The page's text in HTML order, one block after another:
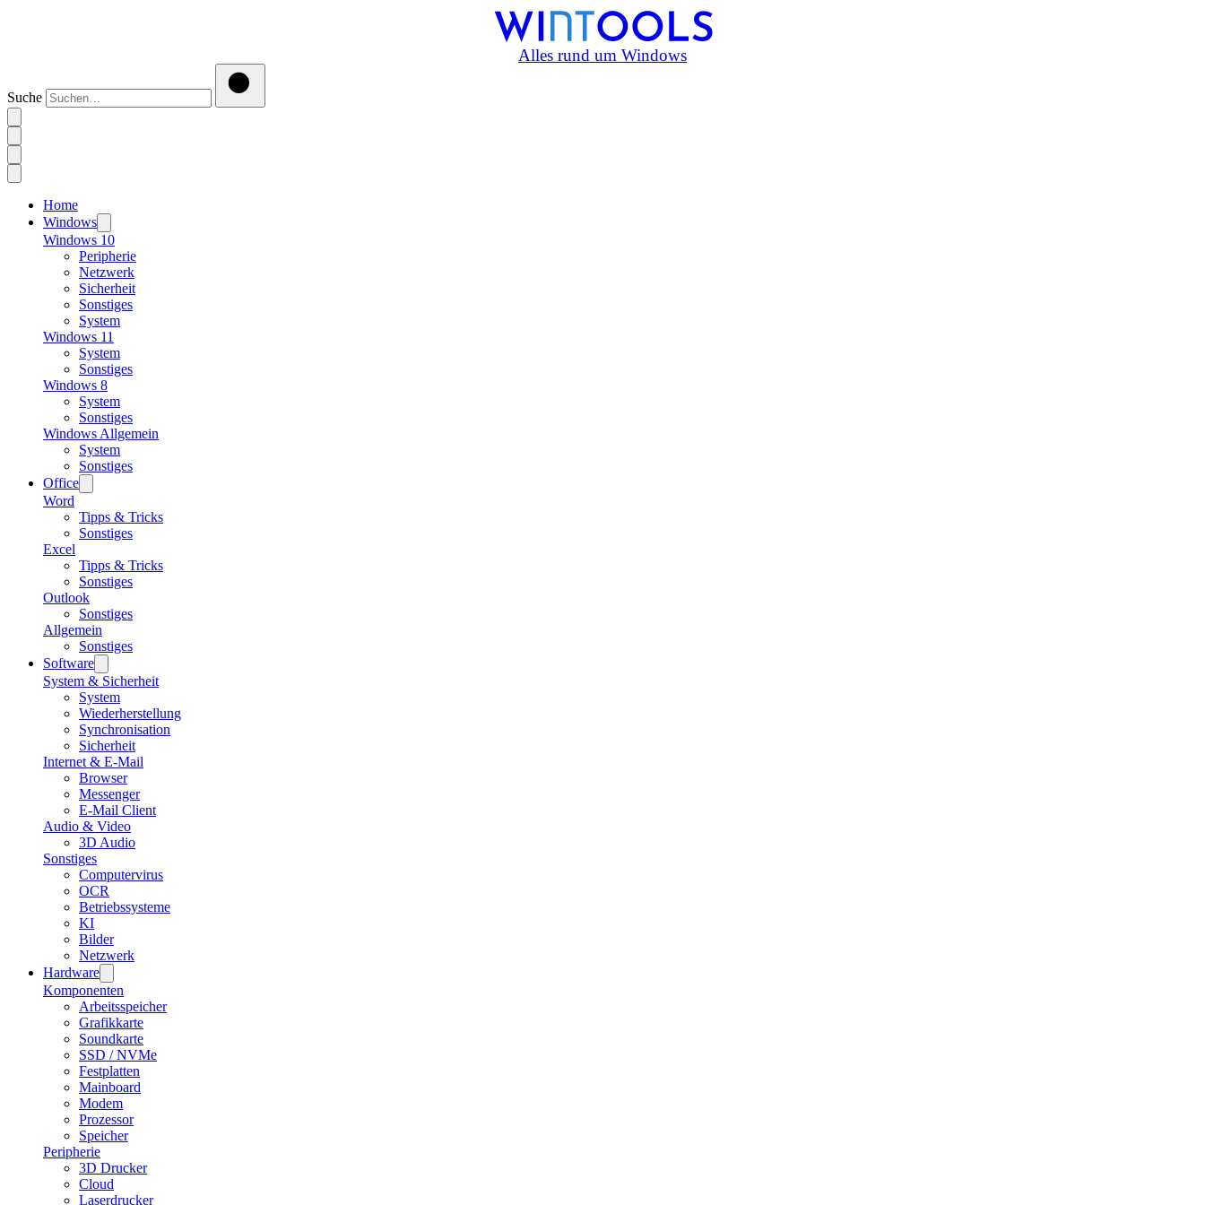
Alles rund um Windows
Suche
Home
Windows
Windows 10
Peripherie
Netzwerk
Sicherheit
Sonstiges
System
Windows 11
System
Sonstiges
Windows 8
System
Sonstiges
Windows Allgemein
System
Sonstiges
Office
Word
Tipps & Tricks
Sonstiges
Excel
Tipps & Tricks
Sonstiges
Outlook
Sonstiges
Allgemein
Sonstiges
Software
System & Sicherheit
System
Wiederherstellung
Synchronisation
Sicherheit
Internet & E-Mail
Browser
Messenger
E-Mail Client
Audio & Video
3D Audio
Sonstiges
Computervirus
OCR
Betriebssysteme
KI
Bilder
Netzwerk
Hardware
Komponenten
Arbeitsspeicher
Grafikkarte
Soundkarte
SSD / NVMe
Festplatten
Mainboard
Modem
Prozessor
Speicher
Peripherie
3D Drucker
Cloud
Laserdrucker